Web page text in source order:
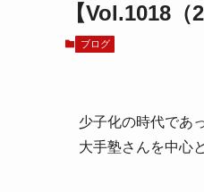
【Vol.1018
ブログ
少子化の時代であ
大手塾さんを中心